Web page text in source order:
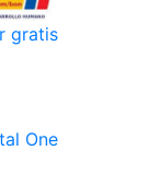
gratis
One